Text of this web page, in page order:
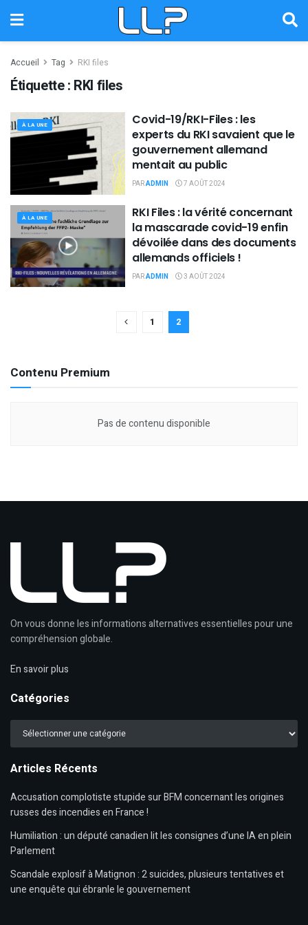
Accueil Tag RKI files
Étiquette : RKI files
À LA UNE
Covid-19/RKI-Files : les
experts du RKI savaient que le
gouvernement allemand
mentait au public
PARADMIN 7 AOÛT 2024
À LA UNE
RKI Files : la vérité concernant
la mascarade covid-19 enfin
dévoilée dans des documents
allemands officiels !
PARADMIN 3 AOÛT 2024
1 2
Contenu Premium
Pas de contenu disponible
On vous donne les informations alternatives essentielles pour une
compréhension globale.
En savoir plus
Catégories
Catégories
Articles Récents
Accusation complotiste stupide sur BFM concernant les origines
russes des incendies en France !
Humiliation : un député canadien lit les consignes d’une IA en plein
Parlement
Scandale explosif à Matignon : 2 suicides, plusieurs tentatives et
une enquête qui ébranle le gouvernement